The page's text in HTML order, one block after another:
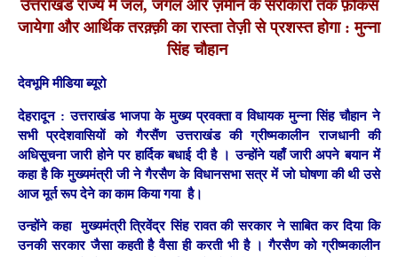
उत्तराखंड राज्य में जल, जंगल और ज़मीन के सरोकारों तक फ़ोकस
जायेगा और आर्थिक तरक़्क़ी का रास्ता तेज़ी से प्रशस्त होगा : मुन्ना
सिंह चौहान
देवभूमि मीडिया ब्यूरो
देहरादून : उत्तराखंड भाजपा के मुख्य प्रवक्ता व विधायक मुन्ना सिंह चौहान ने
सभी प्रदेशवासियों को गैरसैंण उत्तराखंड की ग्रीष्मकालीन राजधानी की
अधिसूचना जारी होने पर हार्दिक बधाई दी है । उन्होंने यहाँ जारी अपने बयान में
कहा है कि मुख्यमंत्री जी ने गैरसैण के विधानसभा सत्र में जो घोषणा की थी उसे
आज मूर्त रूप देने का काम किया गया है।
उन्होंने कहा मुख्यमंत्री त्रिवेंद्र सिंह रावत की सरकार ने साबित कर दिया कि
उनकी सरकार जैसा कहती है वैसा ही करती भी है । गैरसैण को ग्रीष्मकालीन